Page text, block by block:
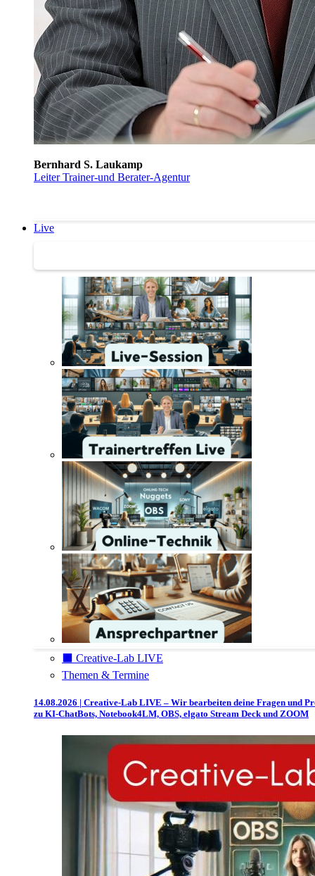
Bernhard S. Laukamp
Leiter Trainer-und Berater-Agentur
Live
⬛️ Creative-Lab LIVE
Themen & Termine
14.08.2026 | Creative-Lab LIVE – Wir bearbeiten deine Fragen und
zu KI-ChatBots, Notebook4LM, OBS, elgato Stream Deck und ZOOM